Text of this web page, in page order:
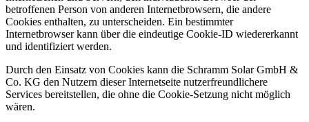
betroffenen Person von anderen Internetbrowsern, die andere
Cookies enthalten, zu unterscheiden. Ein bestimmter
Internetbrowser kann über die eindeutige Cookie-ID wiedererkannt
und identifiziert werden.
Durch den Einsatz von Cookies kann die Schramm Solar GmbH &
Co. KG den Nutzern dieser Internetseite nutzerfreundlichere
Services bereitstellen, die ohne die Cookie-Setzung nicht möglich
wären.